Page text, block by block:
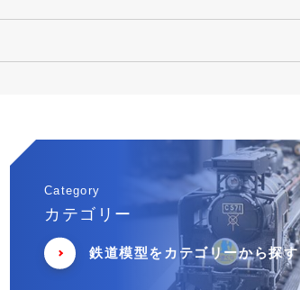
Category
カテゴリー
鉄道模型をカテゴリーから探す